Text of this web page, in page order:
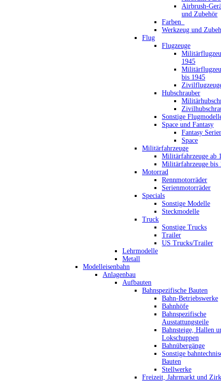
Airbrush-
und Zubehör
Farben_
Werkzeug und
Flug
Flugzeuge
1945
bis 1945
Hubschrauber
Sonstige
Space und Fantasy
Fantasy
Space
Militärfahrzeuge
Militärfahrzeuge ab
Militärfahrzeuge bis
Motorrad
Rennmotorräder
Serienmotorräder
Specials
Sonstige Modelle
Steckmodelle
Truck
Sonstige Trucks
Trailer
US Trucks/Trailer
Lehrmodelle
Metall
Modelleisenbahn
Anlagenbau
Aufbauten
Bahnspezifische Bauten
Bahn-Betriebswerke
Bahnhöfe
Bahnspezifische
Ausstattungsteile
Bahnsteige, Hallen
Lokschuppen
Bahnübergänge
Sonstige
Bauten
Stellwerke
Freizeit, Jahrmarkt und